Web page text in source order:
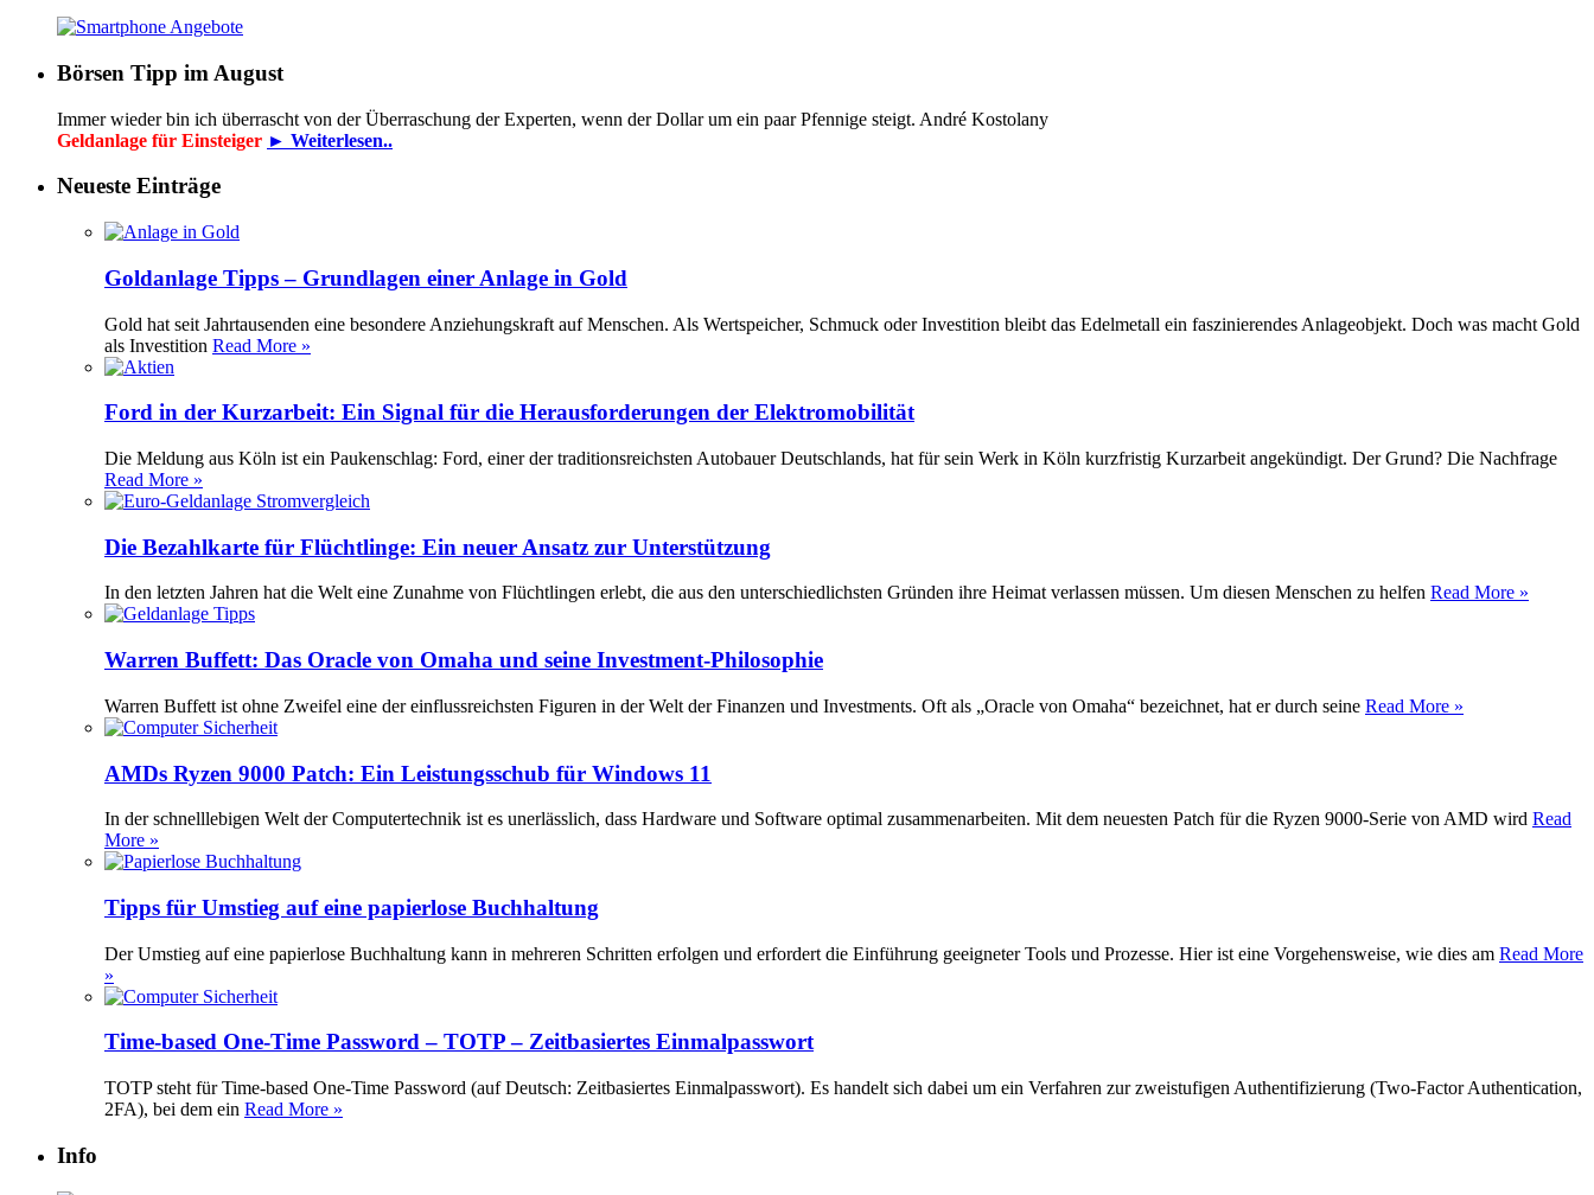
Börsen Tipp im August
Immer wieder bin ich überrascht von der Überraschung der Experten, wenn der Dollar um ein paar Pfennige steigt. André Kostolany
Geldanlage für Einsteiger ► Weiterlesen..
Neueste Einträge
Goldanlage Tipps – Grundlagen einer Anlage in Gold
Gold hat seit Jahrtausenden eine besondere Anziehungskraft auf Menschen. Als Wertspeicher, Schmuck oder Investition bleibt das Edelmetall ein faszinierendes Anlageobjekt. Doch was macht Gold
als Investition Read More »
Ford in der Kurzarbeit: Ein Signal für die Herausforderungen der Elektromobilität
Die Meldung aus Köln ist ein Paukenschlag: Ford, einer der traditionsreichsten Autobauer Deutschlands, hat für sein Werk in Köln kurzfristig Kurzarbeit angekündigt. Der Grund? Die Nachfrage
Read More »
Die Bezahlkarte für Flüchtlinge: Ein neuer Ansatz zur Unterstützung
In den letzten Jahren hat die Welt eine Zunahme von Flüchtlingen erlebt, die aus den unterschiedlichsten Gründen ihre Heimat verlassen müssen. Um diesen Menschen zu helfen Read More »
Warren Buffett: Das Oracle von Omaha und seine Investment-Philosophie
Warren Buffett ist ohne Zweifel eine der einflussreichsten Figuren in der Welt der Finanzen und Investments. Oft als „Oracle von Omaha“ bezeichnet, hat er durch seine Read More »
AMDs Ryzen 9000 Patch: Ein Leistungsschub für Windows 11
In der schnelllebigen Welt der Computertechnik ist es unerlässlich, dass Hardware und Software optimal zusammenarbeiten. Mit dem neuesten Patch für die Ryzen 9000-Serie von AMD wird Read
More »
Tipps für Umstieg auf eine papierlose Buchhaltung
Der Umstieg auf eine papierlose Buchhaltung kann in mehreren Schritten erfolgen und erfordert die Einführung geeigneter Tools und Prozesse. Hier ist eine Vorgehensweise, wie dies am Read More
»
Time-based One-Time Password – TOTP – Zeitbasiertes Einmalpasswort
TOTP steht für Time-based One-Time Password (auf Deutsch: Zeitbasiertes Einmalpasswort). Es handelt sich dabei um ein Verfahren zur zweistufigen Authentifizierung (Two-Factor Authentication,
2FA), bei dem ein Read More »
Info